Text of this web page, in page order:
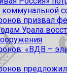
коммунальной
призвал
Урала
«ВДВ –